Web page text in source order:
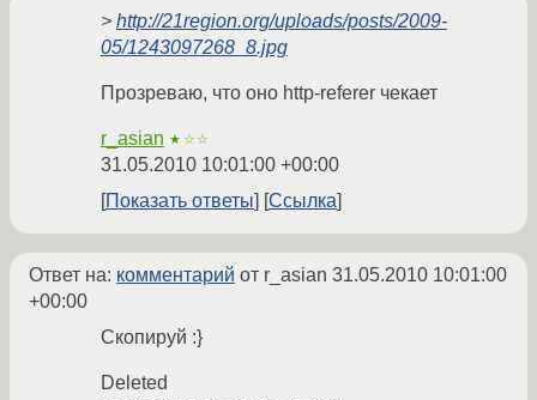
> http://21region.org/uploads/posts/2009-
05/1243097268_8.jpg
Прозреваю, что оно http-referer чекает
r_asian ★☆☆
31.05.2010 10:01:00 +00:00
Показать ответы
Ссылка
Ответ на: комментарий от r_asian 31.05.2010 10:01:00
+00:00
Скопируй :}
Deleted